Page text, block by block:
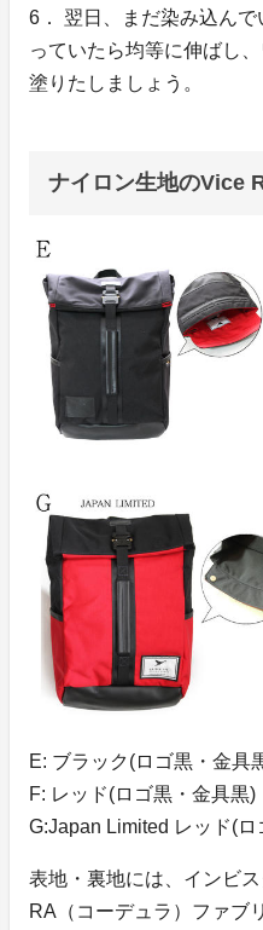
6． 翌日、まだ染み込ん
っていたら均等に伸ばし
塗りたしましょう。
ナイロン生地のVice
E: ブラック(ロゴ黒・金具
F: レッド(ロゴ黒・金具黒)
G:Japan Limited レッド(
表地・裏地には、インビ
RA（コーデュラ）ファブ